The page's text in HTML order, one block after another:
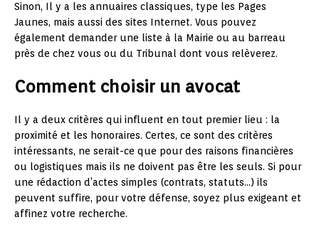
Sinon, Il y a les annuaires classiques, type les Pages
Jaunes, mais aussi des sites Internet. Vous pouvez
également demander une liste à la Mairie ou au barreau
près de chez vous ou du Tribunal dont vous relèverez.
Comment choisir un avocat
Il y a deux critères qui influent en tout premier lieu : la
proximité et les honoraires. Certes, ce sont des critères
intéressants, ne serait-ce que pour des raisons financières
ou logistiques mais ils ne doivent pas être les seuls. Si pour
une rédaction d’actes simples (contrats, statuts…) ils
peuvent suffire, pour votre défense, soyez plus exigeant et
affinez votre recherche.